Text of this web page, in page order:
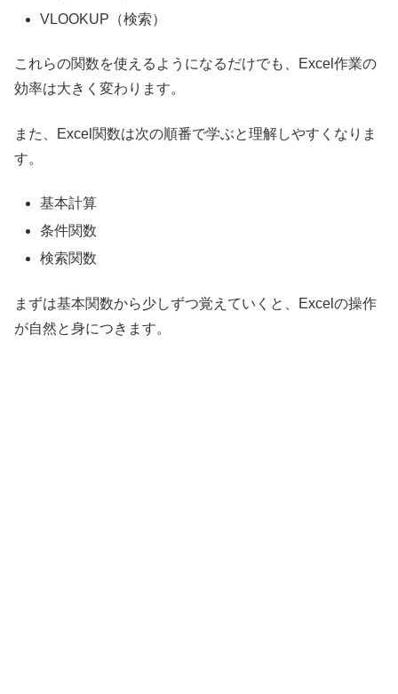
VLOOKUP（検索）
これらの関数を使えるようになるだけでも、Excel作業の
効率は大きく変わります。
また、Excel関数は次の順番で学ぶと理解しやすくなりま
す。
基本計算
条件関数
検索関数
まずは基本関数から少しずつ覚えていくと、Excelの操作
が自然と身につきます。